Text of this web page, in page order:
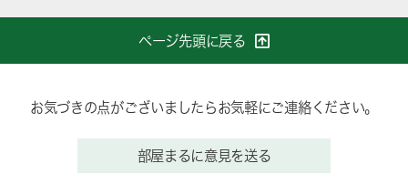
ページ先頭に戻る
お気づきの点がございましたらお気軽にご連絡ください。
部屋まるに意見を送る